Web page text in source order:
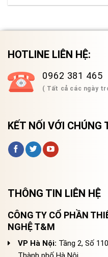
HOTLINE LIÊN HỆ:
0962 381 465
( Tất cả các ngày
KẾT NỐI VỚI CHÚNG
THÔNG TIN LIÊN HỆ
CÔNG TY CỔ PHẦN
NGHỆ T&M
VP Hà Nội: Tầng 2, Số